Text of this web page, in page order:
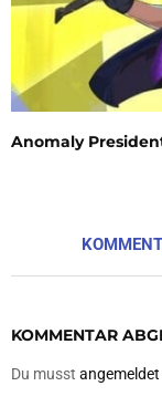
Anomaly
KOMMENTAR
Du musst angemeldet